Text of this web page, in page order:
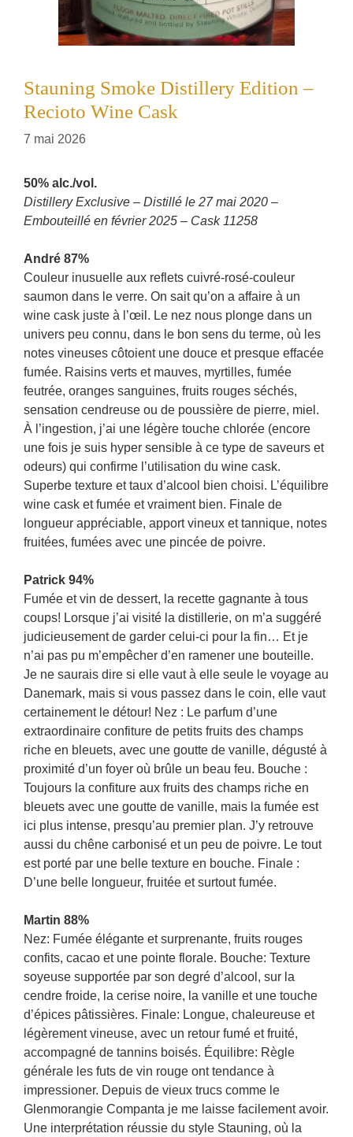
Stauning Smoke Distillery Edition –
Recioto Wine Cask
7 mai 2026
50% alc./vol.
Distillery Exclusive – Distillé le 27 mai 2020 –
Embouteillé en février 2025 – Cask 11258
André 87%
Couleur inusuelle aux reflets cuivré-rosé-couleur
saumon dans le verre. On sait qu’on a affaire à un
wine cask juste à l’œil. Le nez nous plonge dans un
univers peu connu, dans le bon sens du terme, où les
notes vineuses côtoient une douce et presque effacée
fumée. Raisins verts et mauves, myrtilles, fumée
feutrée, oranges sanguines, fruits rouges séchés,
sensation cendreuse ou de poussière de pierre, miel.
À l’ingestion, j’ai une légère touche chlorée (encore
une fois je suis hyper sensible à ce type de saveurs et
odeurs) qui confirme l’utilisation du wine cask.
Superbe texture et taux d’alcool bien choisi. L’équilibre
wine cask et fumée et vraiment bien. Finale de
longueur appréciable, apport vineux et tannique, notes
fruitées, fumées avec une pincée de poivre.
Patrick 94%
Fumée et vin de dessert, la recette gagnante à tous
coups! Lorsque j’ai visité la distillerie, on m’a suggéré
judicieusement de garder celui-ci pour la fin… Et je
n’ai pas pu m’empêcher d’en ramener une bouteille.
Je ne saurais dire si elle vaut à elle seule le voyage au
Danemark, mais si vous passez dans le coin, elle vaut
certainement le détour! Nez : Le parfum d’une
extraordinaire confiture de petits fruits des champs
riche en bleuets, avec une goutte de vanille, dégusté à
proximité d’un foyer où brûle un beau feu. Bouche :
Toujours la confiture aux fruits des champs riche en
bleuets avec une goutte de vanille, mais la fumée est
ici plus intense, presqu’au premier plan. J’y retrouve
aussi du chêne carbonisé et un peu de poivre. Le tout
est porté par une belle texture en bouche. Finale :
D’une belle longueur, fruitée et surtout fumée.
Martin 88%
Nez: Fumée élégante et surprenante, fruits rouges
confits, cacao et une pointe florale. Bouche: Texture
soyeuse supportée par son degré d’alcool, sur la
cendre froide, la cerise noire, la vanille et une touche
d’épices pâtissières. Finale: Longue, chaleureuse et
légèrement vineuse, avec un retour fumé et fruité,
accompagné de tannins boisés. Équilibre: Règle
générale les futs de vin rouge ont tendance à
impressioner. Depuis de vieux trucs comme le
Glenmorangie Companta je me laisse facilement avoir.
Une interprétation réussie du style Stauning, où la